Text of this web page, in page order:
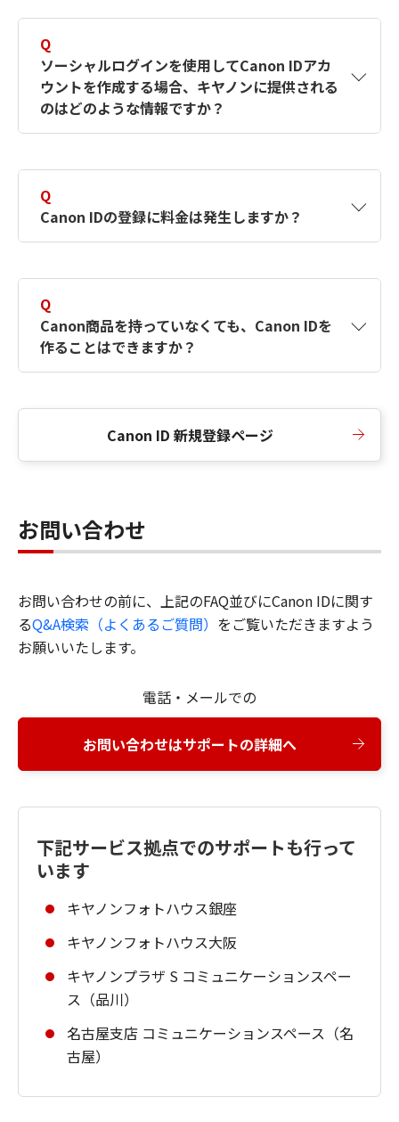
す。詳しい作成方法は【カメラ】Canon IDとは
何ですか？Canon IDの作成方法は？をご確認く
ださい。
Q
ソーシャルログインを使用してCanon IDアカ
ウントを作成する場合、キヤノンに提供される
のはどのような情報ですか？
択したサービスから取得します。アカウントを
簡単に作成できるように、この情報を使用して
Canon IDの登録フォームを入力します。
Q
Canon IDの登録に料金は発生しますか？
Q
Canon商品を持っていなくても、Canon IDを
作ることはできますか？
Canon ID 新規登録ページ
お問い合わせ
お問い合わせの前に、上記のFAQ並びにCanon IDに関す
るQ&A検索（よくあるご質問） をご覧いただきますよう
お願いいたします。
電話・メールでの
お問い合わせはサポートの詳細へ
下記サービス拠点でのサポートも行って
います
キヤノンフォトハウス銀座
キヤノンフォトハウス大阪
キヤノンプラザ S コミュニケーションスペー
ス（品川）
名古屋支店 コミュニケーションスペース（名
古屋）